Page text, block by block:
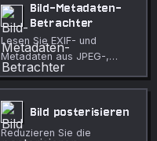
Bild-Metadaten-
Betrachter
Lesen Sie EXIF- und
Metadaten aus JPEG-,
PNG- und WebP-Bildern
einschliesslich GPS-
Koordinaten.
Bild posterisieren
Reduzieren Sie die